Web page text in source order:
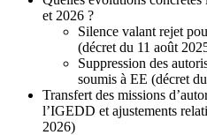
et 2026 ?
Silence valant rejet
(décret du 11 août
Suppression des
soumis à EE (décret
Transfert des missions
l’IGEDD et ajustements
2026)